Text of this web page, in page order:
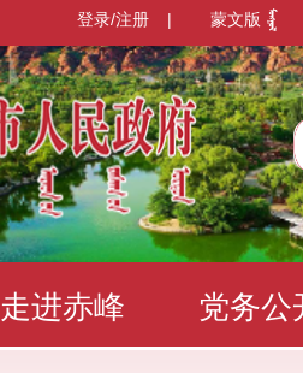
蒙文版
|
登录/注册
走进赤峰 党务公